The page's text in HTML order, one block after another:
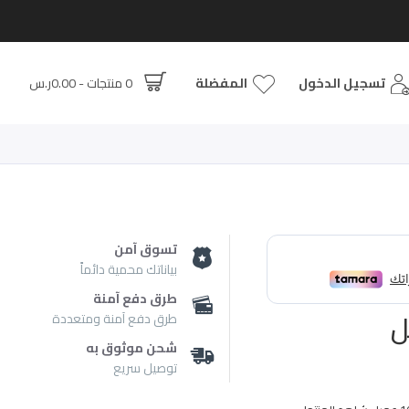
تسجيل الدخول المفضلة 0 منتجات - 0.00ر.س
تسوق آمن
بياناتك محمية دائماً
طرق دفع آمنة
طرق دفع آمنة ومتعددة
شحن موثوق به
توصيل سريع